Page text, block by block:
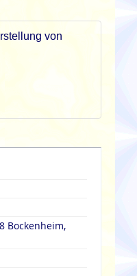
von
Bockenheim,